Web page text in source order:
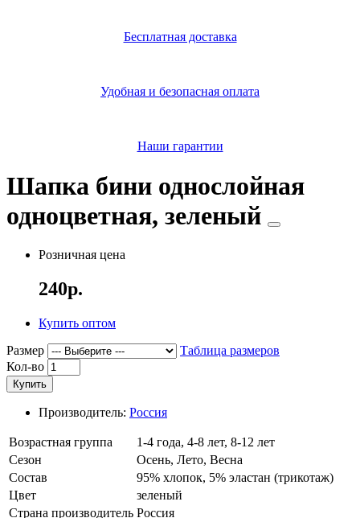
Бесплатная доставка
Удобная и безопасная оплата
Наши гарантии
Шапка бини однослойная
одноцветная, зеленый
Розничная цена
240р.
Купить оптом
Размер
Таблица размеров
Кол-во
Купить
Производитель: Россия
Возрастная группа
1-4 года, 4-8 лет, 8-12 лет
Сезон
Осень, Лето, Весна
Состав
95% хлопок, 5% эластан (трикотаж)
Цвет
зеленый
Страна производитель Россия